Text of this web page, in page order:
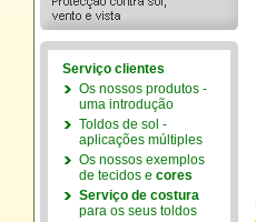
Serviço clientes
Os nossos produtos -
uma introdução
Toldos de sol -
aplicações múltiples
Os nossos exemplos
de tecidos e cores
Serviço de costura
para os seus toldos